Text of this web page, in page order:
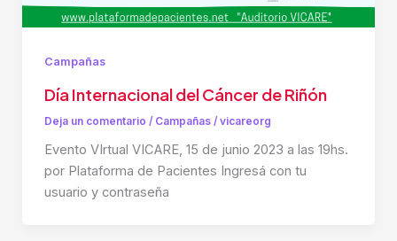
Campañas
Día Internacional del Cáncer de Riñón
Deja un comentario / Campañas/vicareorg
Evento VIrtual VICARE, 15 de junio 2023 a las 19hs.
por Plataforma de Pacientes Ingresá con tu
usuario y contraseña